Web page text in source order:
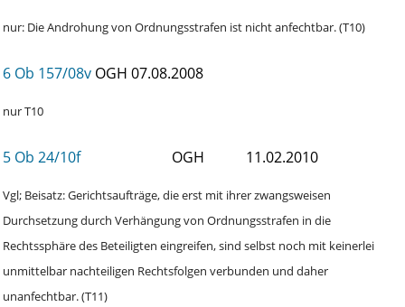
nur: Die Androhung von Ordnungsstrafen ist nicht anfechtbar. (T10)
6 Ob 157/08v OGH 07.08.2008
nur T10
5 Ob 24/10f OGH 11.02.2010
Vgl; Beisatz: Gerichtsaufträge, die erst mit ihrer zwangsweisen
Durchsetzung durch Verhängung von Ordnungsstrafen in die
Rechtssphäre des Beteiligten eingreifen, sind selbst noch mit keinerlei
unmittelbar nachteiligen Rechtsfolgen verbunden und daher
unanfechtbar. (T11)